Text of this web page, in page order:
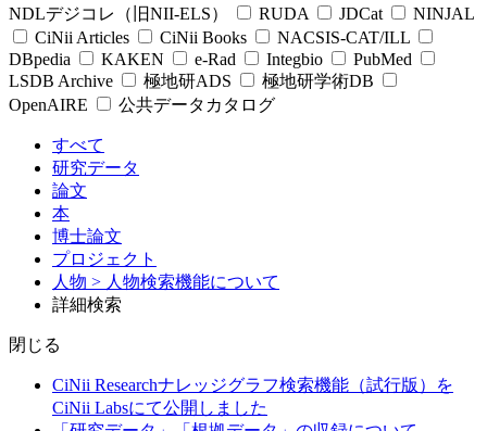
NDLデジコレ（旧NII-ELS）
RUDA JDCat
NINJAL
CiNii Articles
CiNii Books
NACSIS-CAT/ILL
DBpedia
KAKEN e-Rad Integbio
PubMed
LSDB Archive
極地研ADS
極地研学術DB
OpenAIRE
公共データカタログ
すべて
研究データ
論文
本
博士論文
プロジェクト
人物 > 人物検索機能について
詳細検索
閉じる
CiNii Researchナレッジグラフ検索機能（試行版）を
CiNii Labsにて公開しました